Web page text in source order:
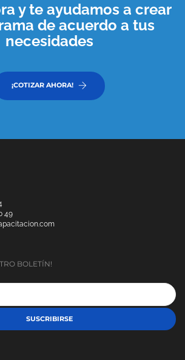
y te ayudamos a crear
de acuerdo a tus
necesidades
¡COTIZAR AHORA!
49
BOLETÍN!
SUSCRIBIRSE